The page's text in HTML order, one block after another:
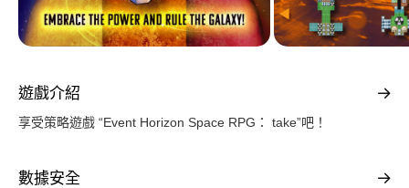
遊戲介紹
享受策略遊戲 “Event Horizo​​n Space RPG： take”吧！
數據安全